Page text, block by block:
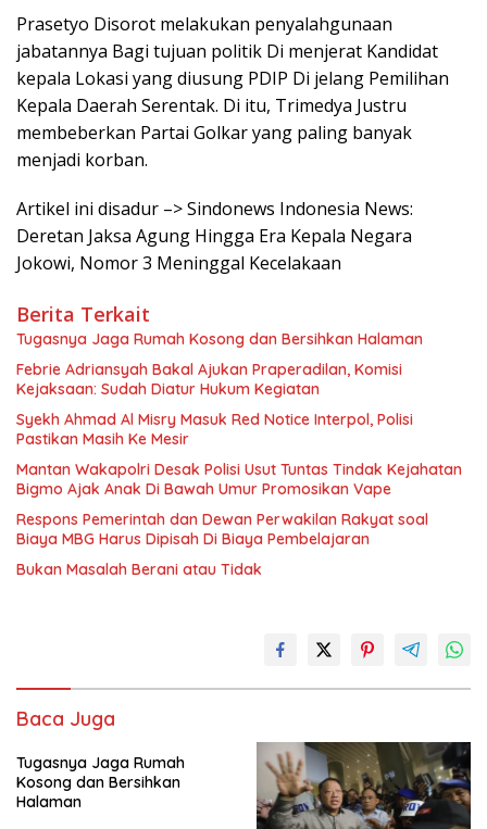
Prasetyo Disorot melakukan penyalahgunaan
jabatannya Bagi tujuan politik Di menjerat Kandidat
kepala Lokasi yang diusung PDIP Di jelang Pemilihan
Kepala Daerah Serentak. Di itu, Trimedya Justru
membeberkan Partai Golkar yang paling banyak
menjadi korban.
Artikel ini disadur –> Sindonews Indonesia News:
Deretan Jaksa Agung Hingga Era Kepala Negara
Jokowi, Nomor 3 Meninggal Kecelakaan
Berita Terkait
Tugasnya Jaga Rumah Kosong dan Bersihkan Halaman
Febrie Adriansyah Bakal Ajukan Praperadilan, Komisi
Kejaksaan: Sudah Diatur Hukum Kegiatan
Syekh Ahmad Al Misry Masuk Red Notice Interpol, Polisi
Pastikan Masih Ke Mesir
Mantan Wakapolri Desak Polisi Usut Tuntas Tindak Kejahatan
Bigmo Ajak Anak Di Bawah Umur Promosikan Vape
Respons Pemerintah dan Dewan Perwakilan Rakyat soal
Biaya MBG Harus Dipisah Di Biaya Pembelajaran
Bukan Masalah Berani atau Tidak
Baca Juga
Tugasnya Jaga Rumah
Kosong dan Bersihkan
Halaman